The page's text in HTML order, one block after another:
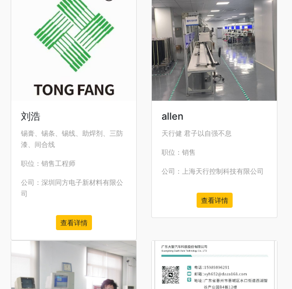
刘浩
锡膏、锡条、锡线、助焊剂、三防
漆、间合线
职位：销售工程师
公司：深圳同方电子新材料有限公
司
查看详情
allen
天行健 君子以自强不息
职位：销售
公司：上海天行控制科技有限公司
查看详情